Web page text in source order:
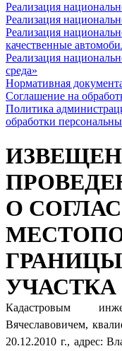
Реализация
Реализация
Реализация
качественные
Реализация
среда»
Нормативная
Соглашение на
Политика
обработки
О
УЧАСТКА
Кадастровым
Вячеславовичем,
20.12.2010 г., адрес: